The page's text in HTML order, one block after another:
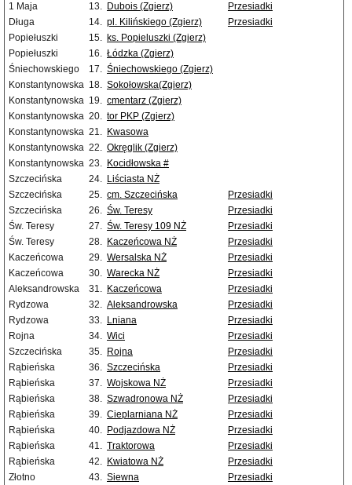
1 Maja
13. Dubois (Zgierz)
Przesiadki
Długa
14. pl. Kilińskiego (Zgierz)
Przesiadki
Popiełuszki
15. ks. Popieluszki (Zgierz)
Popiełuszki
16. Łódzka (Zgierz)
Śniechowskiego
17. Śniechowskiego (Zgierz)
Konstantynowska 18. Sokołowska(Zgierz)
Konstantynowska 19. cmentarz (Zgierz)
Konstantynowska 20. tor PKP (Zgierz)
Konstantynowska 21. Kwasowa
Konstantynowska 22. Okręglik (Zgierz)
Konstantynowska 23. Kocidłowska #
Szczecińska
24. Liściasta NŻ
Szczecińska
25. cm. Szczecińska
Przesiadki
Szczecińska
26. Św. Teresy
Przesiadki
Św. Teresy
27. Św. Teresy 109 NŻ
Przesiadki
Św. Teresy
28. Kaczeńcowa NŻ
Przesiadki
Kaczeńcowa
29. Wersalska NŻ
Przesiadki
Kaczeńcowa
30. Warecka NŻ
Przesiadki
Aleksandrowska
31. Kaczeńcowa
Przesiadki
Rydzowa
32. Aleksandrowska
Przesiadki
Rydzowa
33. Lniana
Przesiadki
Rojna
34. Wici
Przesiadki
Szczecińska
35. Rojna
Przesiadki
Rąbieńska
36. Szczecińska
Przesiadki
Rąbieńska
37. Wojskowa NŻ
Przesiadki
Rąbieńska
38. Szwadronowa NŻ
Przesiadki
Rąbieńska
39. Cieplarniana NŻ
Przesiadki
Rąbieńska
40. Podjazdowa NŻ
Przesiadki
Rąbieńska
41. Traktorowa
Przesiadki
Rąbieńska
42. Kwiatowa NŻ
Przesiadki
Złotno
43. Siewna Przesiadki